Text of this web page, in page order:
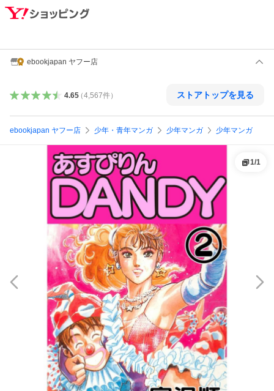
ebookjapan ヤフー店
4.65（4,567件） ストアトップを見る
ebookjapan ヤフー店 少年・青年マンガ 少年マンガ 少年マンガ
1/1